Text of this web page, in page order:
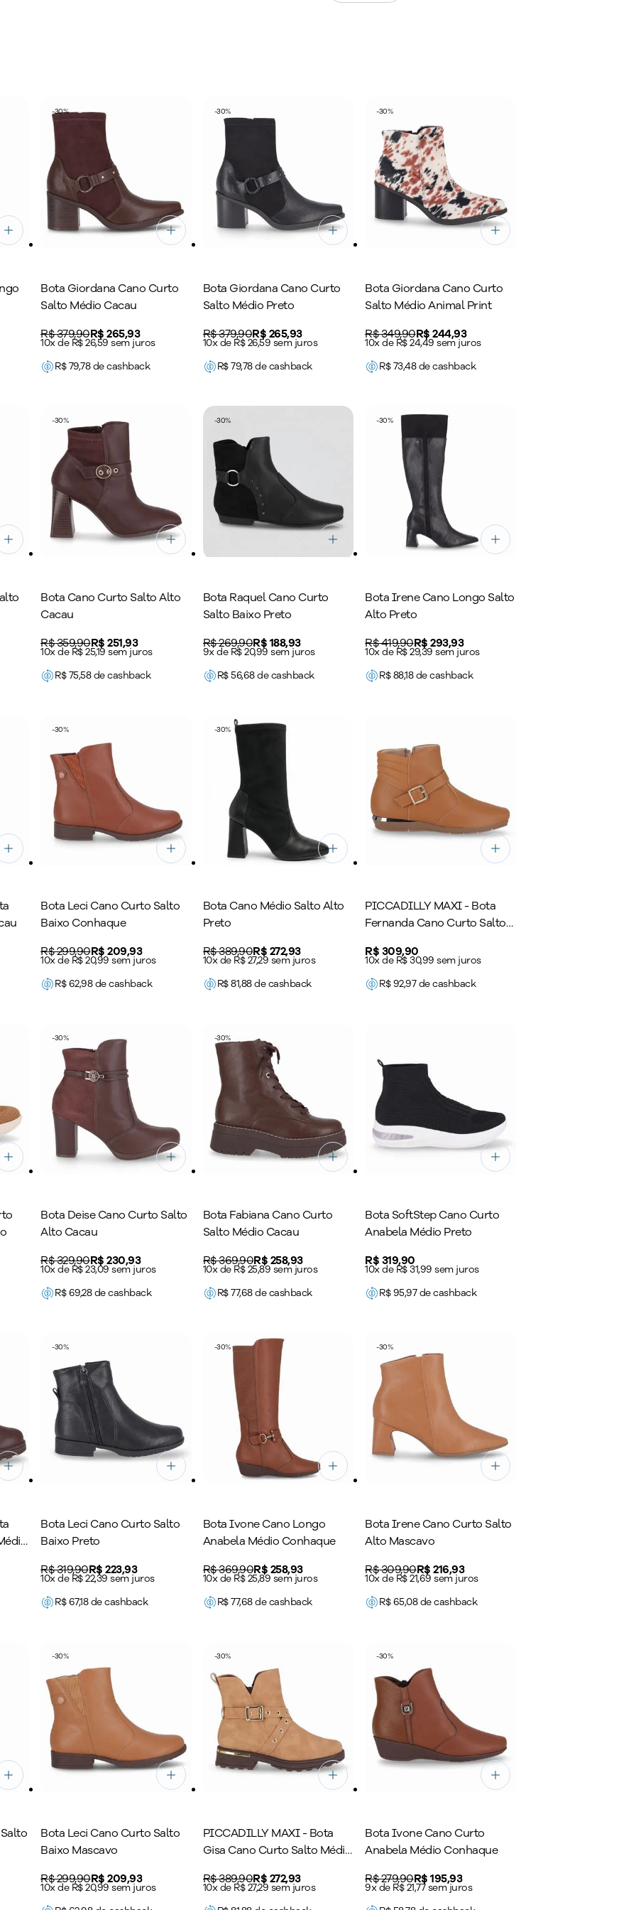
-30%
Bota Giordana Cano Curto
Salto Médio Cacau
Original price:
R$ 379,90Price:
R$ 265,93
10x de R$ 26,59 sem juros
R$79,78de cashback
-30%
Bota Giordana Cano Curto
Salto Médio Preto
Original price:
R$ 379,90Price:
R$ 265,93
10x de R$ 26,59 sem juros
R$79,78de cashback
-30%
Bota Giordana Cano Curto
Salto Médio Animal Print
Original price:
R$ 349,90Price:
R$ 244,93
10x de R$ 24,49 sem juros
R$73,48de cashback
-30%
Bota Cano Curto Salto Alto
Cacau
Original price:
R$ 359,90Price:
R$ 251,93
10x de R$ 25,19 sem juros
R$75,58de cashback
-30%
Bota Raquel Cano Curto
Salto Baixo Preto
Original price:
R$ 269,90Price:
R$ 188,93
9x de R$ 20,99 sem juros
R$56,68de cashback
-30%
Bota Irene Cano Longo Salto
Alto Preto
Original price:
R$ 419,90Price:
R$ 293,93
10x de R$ 29,39 sem juros
R$88,18de cashback
-30%
Bota Leci Cano Curto Salto
Baixo Conhaque
Original price:
R$ 299,90Price:
R$ 209,93
10x de R$ 20,99 sem juros
R$62,98de cashback
-30%
Bota Cano Médio Salto Alto
Preto
Original price:
R$ 389,90Price:
R$ 272,93
10x de R$ 27,29 sem juros
R$81,88de cashback
PICCADILLY MAXI - Bota
Fernanda Cano Curto Salto
Price:
R$ 309,90
10x de R$ 30,99 sem juros
R$92,97de cashback
-30%
Bota Deise Cano Curto Salto
Alto Cacau
Original price:
R$ 329,90Price:
R$ 230,93
10x de R$ 23,09 sem juros
R$69,28de cashback
-30%
Bota Fabiana Cano Curto
Salto Médio Cacau
Original price:
R$ 369,90Price:
R$ 258,93
10x de R$ 25,89 sem juros
R$77,68de cashback
Bota SoftStep Cano Curto
Anabela Médio Preto
Price:
R$ 319,90
10x de R$ 31,99 sem juros
R$95,97de cashback
-30%
Bota Leci Cano Curto Salto
Baixo Preto
Original price:
R$ 319,90Price:
R$ 223,93
10x de R$ 22,39 sem juros
R$67,18de cashback
-30%
Bota Ivone Cano Longo
Anabela Médio Conhaque
Original price:
R$ 369,90Price:
R$ 258,93
10x de R$ 25,89 sem juros
R$77,68de cashback
-30%
Bota Irene Cano Curto Salto
Alto Mascavo
Original price:
R$ 309,90Price:
R$ 216,93
10x de R$ 21,69 sem juros
R$65,08de cashback
-30%
Bota Leci Cano Curto Salto
Baixo Mascavo
Original price:
R$ 299,90Price:
R$ 209,93
10x de R$ 20,99 sem juros
-30%
PICCADILLY MAXI - Bota
Gisa Cano Curto Salto Médio
Original price:
R$ 389,90Price:
R$ 272,93
10x de R$ 27,29 sem juros
-30%
Bota Ivone Cano Curto
Anabela Médio Conhaque
Original price:
R$ 279,90Price:
R$ 195,93
9x de R$ 21,77 sem juros